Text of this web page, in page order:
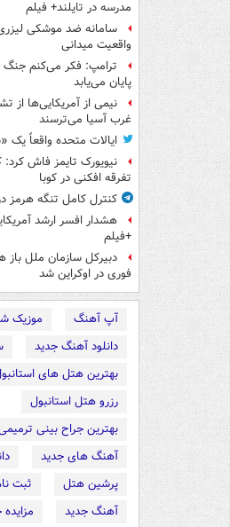
مدرسه در تایلند+ فیلم
سامانه ضد موشکی
واقعیت میدانی
ترامپ: فکر می‌کنم جنگ
پایان می‌یابد
نیمی از آمریکایی‌ها از
غرب آسیا می‌ترسند
ایالات متحده واقعاً یک
نیویورک تایمز فاش کرد:
تفرقه افکنی در کوبا
کنترل کامل تنگه هرمز
هشدار افسر ارشد
+فیلم
دبیرکل سازمان ملل
فوری در اوکراین شد
آپ آهنگ
موزیک
دانلود آهنگ جدید
بهترین هتل های
رزرو هتل استانبول
بهترین جراح بینی
آهنگ های جدید
پرشین هتل
ثبت
آهنگ جدید